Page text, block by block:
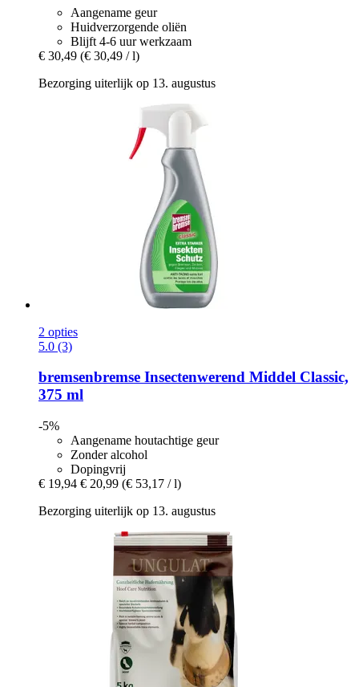
Aangename geur
Huidverzorgende oliën
Blijft 4-6 uur werkzaam
€ 30,49 (€ 30,49 / l)
Bezorging uiterlijk op 13. augustus
2 opties
5.0 (3)
bremsenbremse Insectenwerend Middel Classic,
375 ml
-5%
Aangename houtachtige geur
Zonder alcohol
Dopingvrij
€ 19,94 € 20,99 (€ 53,17 / l)
Bezorging uiterlijk op 13. augustus